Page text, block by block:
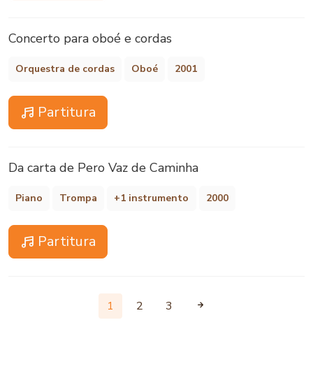
Concerto para oboé e cordas
Orquestra de cordas Oboé 2001
Partitura
Da carta de Pero Vaz de Caminha
Piano Trompa +1 instrumento 2000
Partitura
1 2 3